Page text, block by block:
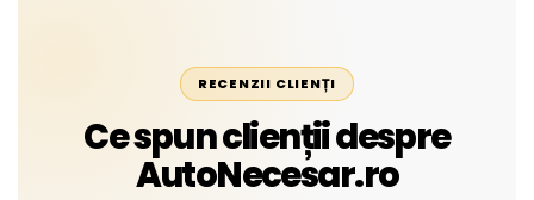
RECENZII CLIENȚI
Ce spun clienții despre
AutoNecesar.ro